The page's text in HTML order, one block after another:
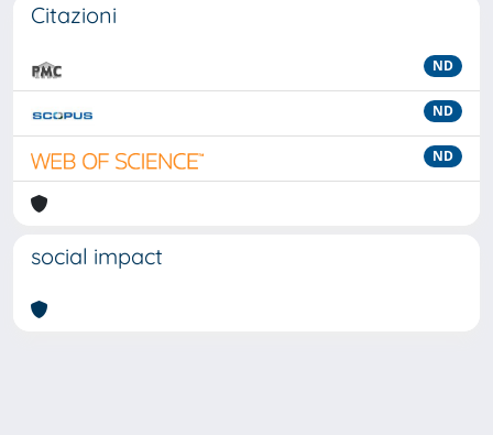
Citazioni
ND
ND
ND
social impact